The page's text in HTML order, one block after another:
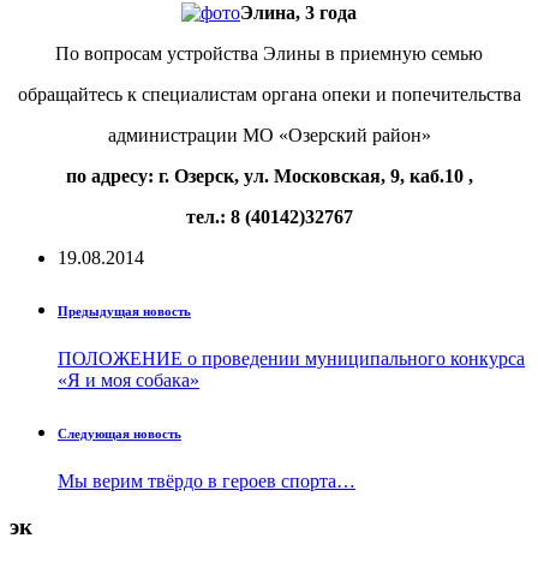
Элина, 3 года
По вопросам устройства Элины в приемную семью
обращайтесь к специалистам органа опеки и попечительства
администрации МО «Озерский район»
по адресу: г. Озерск, ул. Московская, 9, каб.10 ,
тел.: 8 (40142)32767
19.08.2014
Предыдущая новость
ПОЛОЖЕНИЕ о проведении муниципального конкурса
«Я и моя собака»
Следующая новость
Мы верим твёрдо в героев спорта…
эк